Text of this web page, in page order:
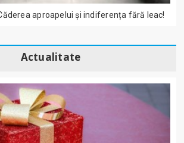
aproapelui și indiferența fără leac!
Actualitate